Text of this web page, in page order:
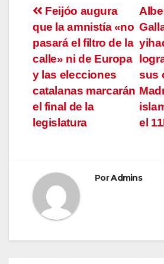
Navegación
de
entradas
sus
el
Feijóo augura
que la amnistía «no
pasará el filtro de la
calle» ni de Europa
y las elecciones
catalanas marcarán
el final de la
legislatura
PorAdmins